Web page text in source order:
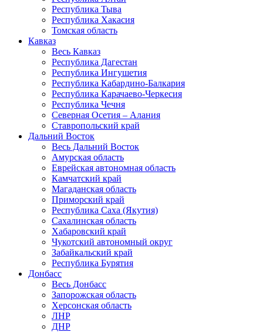
Республика Тыва
Республика Хакасия
Томская область
Кавказ
Весь Кавказ
Республика Дагестан
Республика Ингушетия
Республика Кабардино-Балкария
Республика Карачаево-Черкесия
Республика Чечня
Северная Осетия – Алания
Ставропольский край
Дальний Восток
Весь Дальний Восток
Амурская область
Еврейская автономная область
Камчатский край
Магаданская область
Приморский край
Республика Саха (Якутия)
Сахалинская область
Хабаровский край
Чукотский автономный округ
Забайкальский край
Республика Бурятия
Донбасс
Весь Донбасс
Запорожская область
Херсонская область
ЛНР
ДНР